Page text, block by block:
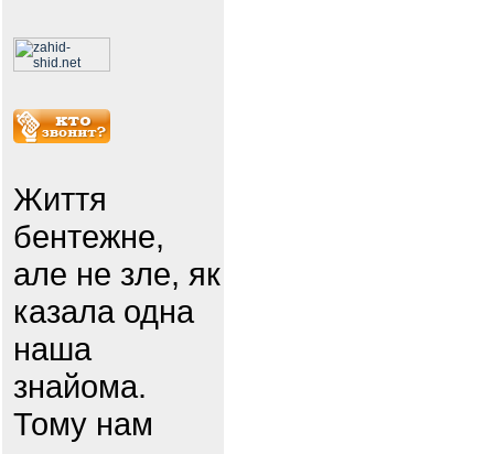
Життя
бентежне,
але не зле, як
казала одна
наша
знайома.
Тому нам